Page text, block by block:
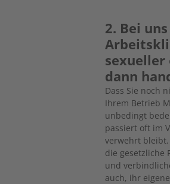
2. Bei
sexueller
dann
Dass Sie noch
Ihrem Betrieb
unbedingt
passiert oft im
verwehrt
die gesetzliche
und
auch, ihr